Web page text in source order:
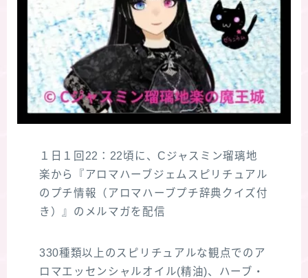
１日１回22：22頃に、Cジャスミン瑠璃地
楽から『アロマハーブジェムスピリチュアル
のプチ情報（アロマハーブプチ辞典クイズ付
き）』のメルマガを配信
330種類以上のスピリチュアルな観点でのア
ロマエッセンシャルオイル(精油)、ハーブ・